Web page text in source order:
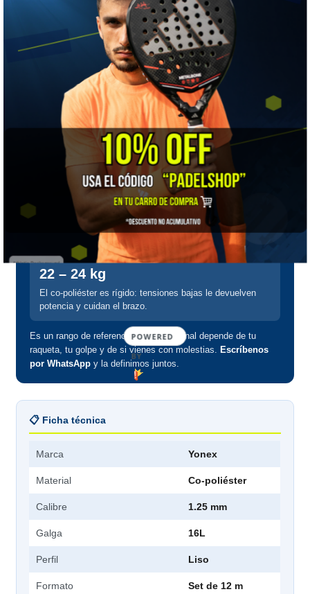
control y durabilidad en una cuerda sin complicaciones.
🔧 Te la encordamos nosotros
Comprar la cuerda es la mitad del trabajo: cómo queda
montada define cómo se siente. Encordamos en tienda
con una
Signum Pro S-6700
, una máquina electrónica
controlada por procesador que ajusta la tensiónen
pasos de 0,1 kgcon sensores de precisión, monta la
raqueta en un sistema autocentrante de6 puntos
trabaja con tiro constante y pre-estiramiento.
Esa décima de kilo es la diferencia entre una máquina de club
y una de torneo: si te encordamos a 23,5 kg, quedan 23,5 en
los dos planos, no "más o menos".
Tensión recomendada para esta cuerda
22 – 24 kg
El co-poliéster es rígido: tensiones bajas le devuelven
potencia y cuidan el brazo.
Es un rango de referencia: la tensión final depende de tu
raqueta, tu golpe y de si vienes con molestias. Escríbenos
por WhatsApp y la definimos juntos.
📋 Ficha técnica
Marca Yonex
Material Co-poliéster
Calibre 1.25 mm
Galga 16L
Perfil Liso
Formato Set de 12 m
POWERED
BY